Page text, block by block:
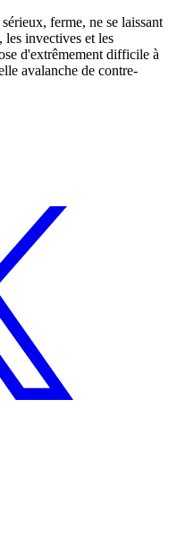
ferme, ne se laissant
les invectives et les
d'extrêmement difficile à
avalanche de contre-